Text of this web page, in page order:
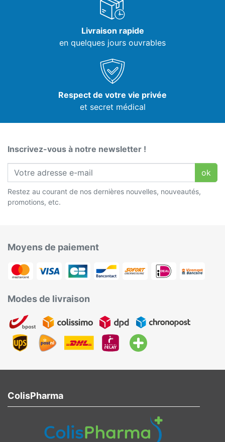
Livraison rapide
en quelques jours ouvrables
Respect de votre vie privée
et secret médical
Inscrivez-vous à notre newsletter !
ok
Restez au courant de nos dernières nouvelles, nouveautés,
promotions, etc.
Moyens de paiement
Modes de livraison
ColisPharma